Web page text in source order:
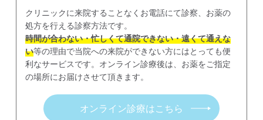
クリニックに来院することなくお電話にて診察、お薬の
処方を行える診察方法です。
時間が合わない・忙しくて通院できない・遠くて通えな
い等の理由で当院への来院ができない方にはとっても便
利なサービスです。オンライン診療後は、お薬をご指定
の場所にお届けさせて頂きます。
オンライン診療はこちら